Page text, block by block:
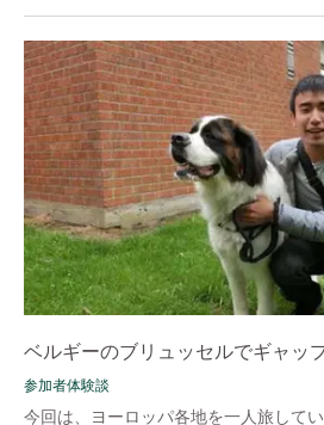
ベルギーのブリュッセルでギャッ
参加者体験談
今回は、ヨーロッパ各地を一人旅して